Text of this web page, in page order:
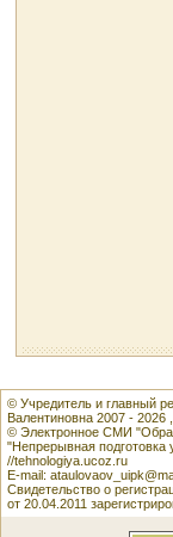
© Учредитель и главный
Валентиновна 2007 - 2026
© Электронное СМИ
"Непрерывная подготовка
//tehnologiya.ucoz.ru
E-mail:
Свидетельство о
от 20.04.2011